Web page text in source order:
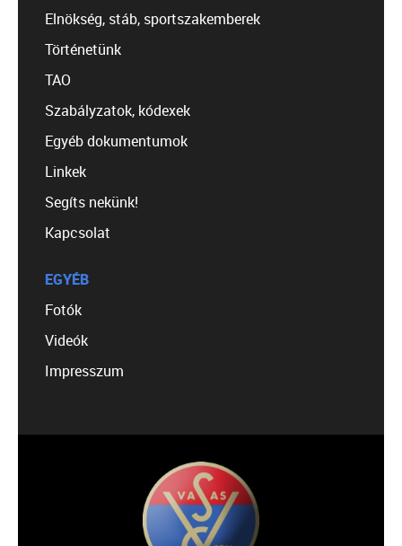
Elnökség, stáb, sportszakemberek
Történetünk
TAO
Szabályzatok, kódexek
Egyéb dokumentumok
Linkek
Segíts nekünk!
Kapcsolat
EGYÉB
Fotók
Videók
Impresszum